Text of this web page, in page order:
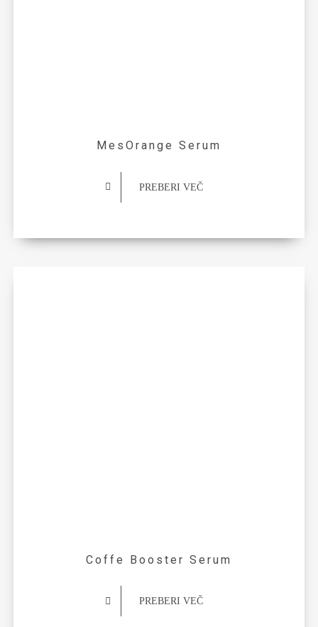
MesOrange Serum
PREBERI VEČ
Coffe Booster Serum
PREBERI VEČ